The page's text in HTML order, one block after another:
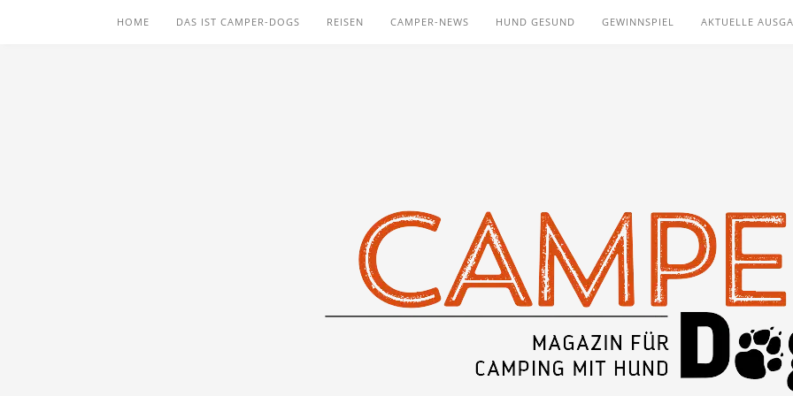
HOME DAS IST CAMPER-DOGS REISEN CAMPER-NEWS HUND GESUND GEWINNSPIEL AKTUELLE